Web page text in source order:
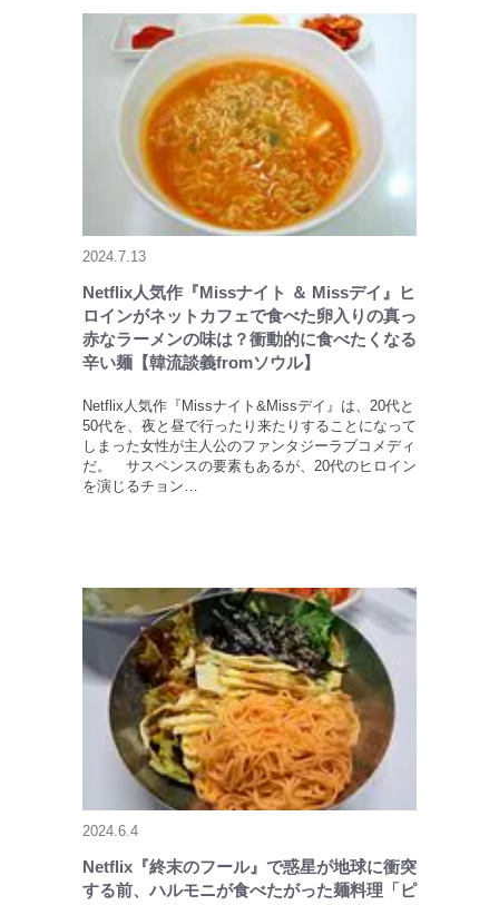
2024.7.13
Netflix人気作『Missナイト ＆ Missデイ』ヒ
ロインがネットカフェで食べた卵入りの真っ
赤なラーメンの味は？衝動的に食べたくなる
辛い麺【韓流談義fromソウル】
Netflix人気作『Missナイト&Missデイ』は、20代と
50代を、夜と昼で行ったり来たりすることになって
しまった女性が主人公のファンタジーラブコメディ
だ。 サスペンスの要素もあるが、20代のヒロイン
を演じるチョン…
2024.6.4
Netflix『終末のフール』で惑星が地球に衝突
する前、ハルモニが食べたがった麺料理「ピ